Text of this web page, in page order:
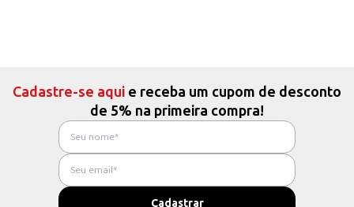
Cadastre-se aqui e receba um cupom de desconto
de 5% na primeira compra!